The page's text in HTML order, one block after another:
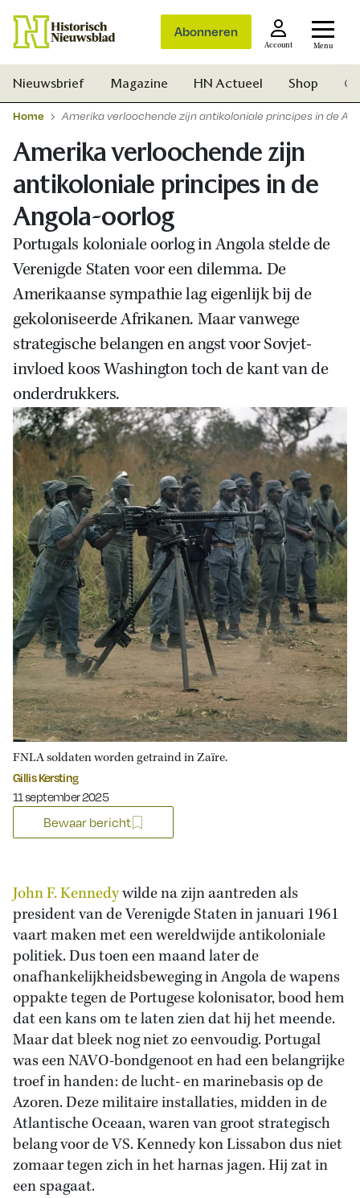
Abonneren
Account Menu
Zoek
Nieuwsbrief Magazine HN Actueel Shop
Home Amerika verloochende zijn antikoloniale principes in de
Amerika verloochende zijn
antikoloniale principes in de
Angola-oorlog
Portugals koloniale oorlog in Angola stelde de
Verenigde Staten voor een dilemma. De
Amerikaanse sympathie lag eigenlijk bij de
gekoloniseerde Afrikanen. Maar vanwege
strategische belangen en angst voor Sovjet-
invloed koos Washington toch de kant van de
onderdrukkers.
FNLA soldaten worden getraind in Zaïre.
Gillis Kersting
Gepubliceerd op:
11 september 2025
Bewaar bericht
John F. Kennedywilde na zijn aantreden als
president van de Verenigde Staten in januari 1961
vaart maken met een wereldwijde antikoloniale
politiek. Dus toen een maand later de
onafhankelijkheidsbeweging in Angola de wapens
oppakte tegen de Portugese kolonisator, bood hem
dat een kans om te laten zien dat hij het meende.
Maar dat bleek nog niet zo eenvoudig. Portugal
was een NAVO-bondgenoot en had een belangrijke
troef in handen: de lucht- en marinebasis op de
Azoren. Deze militaire installaties, midden in de
Atlantische Oceaan, waren van groot strategisch
belang voor de VS. Kennedy kon Lissabon dus niet
zomaar tegen zich in het harnas jagen. Hij zat in
een spagaat.